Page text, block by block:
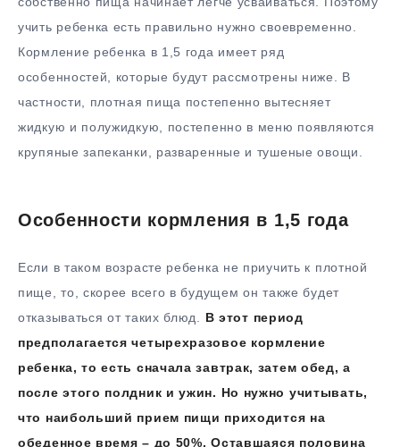
учить ребенка есть правильно нужно своевременно.
Кормление ребенка в 1,5 года имеет ряд
особенностей, которые будут рассмотрены ниже. В
частности, плотная пища постепенно вытесняет
жидкую и полужидкую, постепенно в меню появляются
крупяные запеканки, разваренные и тушеные овощи.
Особенности кормления в 1,5 года
Если в таком возрасте ребенка не приучить к плотной
пище, то, скорее всего в будущем он также будет
отказываться от таких блюд. В этот период
предполагается четырехразовое кормление
ребенка, то есть сначала завтрак, затем обед, а
после этого полдник и ужин. Но нужно учитывать,
что наибольший прием пищи приходится на
обеденное время – до 50%. Оставшаяся половина